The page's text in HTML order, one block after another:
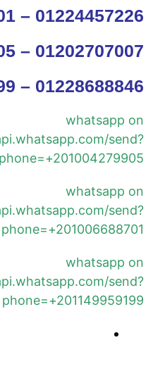
– 01224457226
– 01202707007
– 01228688846
whatsapp on
send?
phone=+201004279905
whatsapp on
send?
phone=+201006688701
whatsapp on
send?
phone=+201149959199